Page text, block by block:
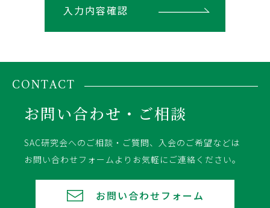
CONTACT
お問い合わせ・ご相談
SAC研究会へのご相談・ご質問、入会のご希望などは
お問い合わせフォームよりお気軽にご連絡ください。
お問い合わせフォーム